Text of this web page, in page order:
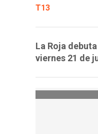
T13
La Roja
viernes 21 de